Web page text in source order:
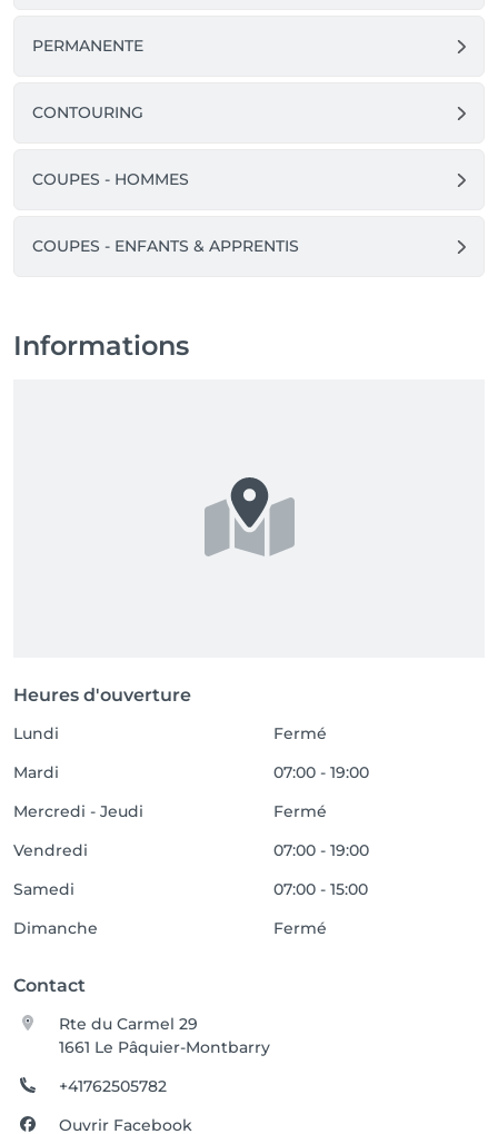
PERMANENTE
CONTOURING
COUPES - HOMMES
COUPES - ENFANTS & APPRENTIS
Informations
Heures d'ouverture
Lundi
Fermé
Mardi
07:00 - 19:00
Mercredi - Jeudi
Fermé
Vendredi
07:00 - 19:00
Samedi
07:00 - 15:00
Dimanche
Fermé
Contact
Rte du Carmel 29
1661 Le Pâquier-Montbarry
+41762505782
Ouvrir Facebook